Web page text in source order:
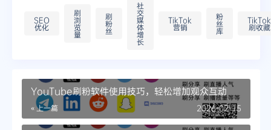
SEO
优化
刷
浏
览
量
刷
粉
丝
社
交
媒
体
增
长
TikTok
营销
粉
丝
库
TikTok
刷收藏
YouTube刷粉软件使用技巧，轻松增加观众互动
« 上一篇 2026-02-15